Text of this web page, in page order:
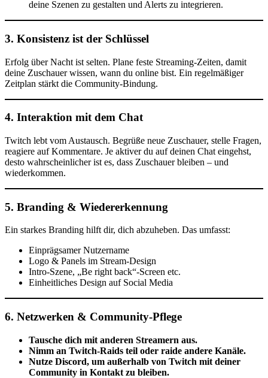
deine Szenen zu gestalten und Alerts zu integrieren.
3. Konsistenz ist der Schlüssel
Erfolg über Nacht ist selten. Plane feste Streaming-Zeiten, damit
deine Zuschauer wissen, wann du online bist. Ein regelmäßiger
Zeitplan stärkt die Community-Bindung.
4. Interaktion mit dem Chat
Twitch lebt vom Austausch. Begrüße neue Zuschauer, stelle Fragen,
reagiere auf Kommentare. Je aktiver du auf deinen Chat eingehst,
desto wahrscheinlicher ist es, dass Zuschauer bleiben – und
wiederkommen.
5. Branding & Wiedererkennung
Ein starkes Branding hilft dir, dich abzuheben. Das umfasst:
Einprägsamer Nutzername
Logo & Panels im Stream-Design
Intro-Szene, „Be right back“-Screen etc.
Einheitliches Design auf Social Media
6. Netzwerken & Community-Pflege
Tausche dich mit anderen Streamern aus.
Nimm an Twitch-Raids teil oder raide andere Kanäle.
Nutze Discord, um außerhalb von Twitch mit deiner
Community in Kontakt zu bleiben.